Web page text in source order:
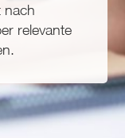
nach
relevante